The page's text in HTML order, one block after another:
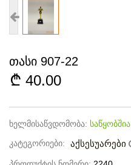
თასი 907-22
40.00
ხელმისაწვდომობა: საწყობშია
კატეგორიები:
აქსესუარები